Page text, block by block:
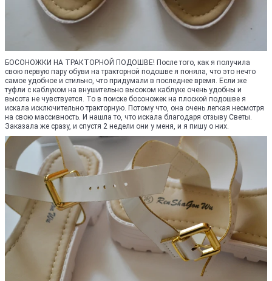
БОСОНОЖКИ НА ТРАКТОРНОЙ ПОДОШВЕ! После того, как я получила
свою первую пару обуви на тракторной подошве я поняла, что это нечто
самое удобное и стильно, что придумали в последнее время. Если же
туфли с каблуком на внушительно высоком каблуке очень удобны и
высота не чувствуется. То в поиске босоножек на плоской подошве я
искала исключительно тракторную. Потому что, она очень легкая несмотря
на свою массивность. И нашла то, что искала благодаря отзыву Светы.
Заказала же сразу, и спустя 2 недели они у меня, и я пишу о них.